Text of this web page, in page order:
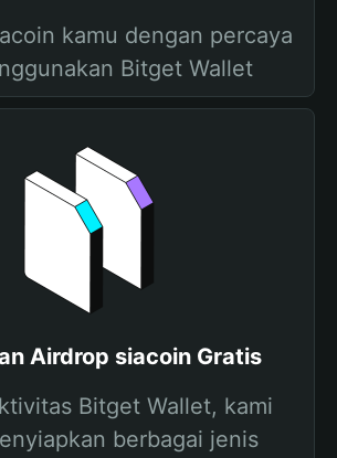
kamu dengan percaya
Bitget Wallet
Airdrop siacoin Gratis
Bitget Wallet, kami
berbagai jenis